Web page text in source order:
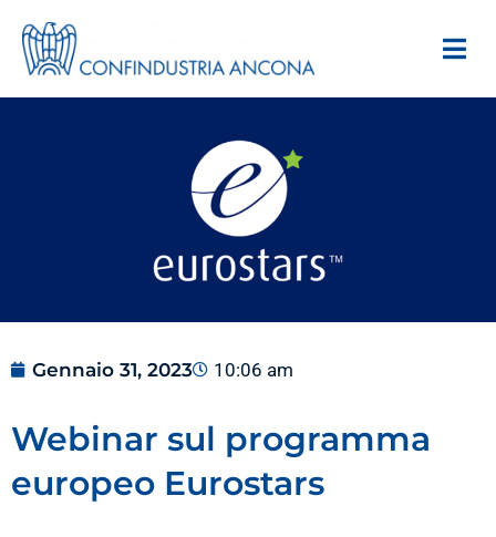
Gennaio 31, 2023 10:06 am
Webinar sul programma
europeo Eurostars